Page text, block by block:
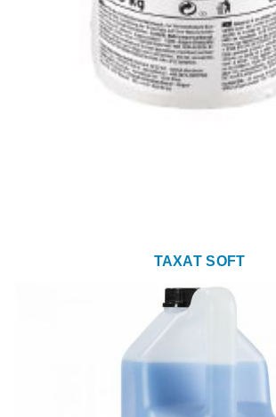
TAXAT SOFT